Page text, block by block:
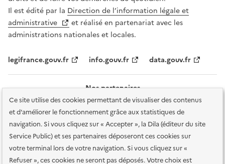
Ce site utilise des cookies permettant de visualiser des contenus
et d'améliorer le fonctionnement grâce aux statistiques de
navigation. Si vous cliquez sur « Accepter », la Dila (éditeur du site
Service Public) et ses partenaires déposeront ces cookies sur
votre terminal lors de votre navigation. Si vous cliquez sur «
Refuser », ces cookies ne seront pas déposés. Votre choix est
Il est édité par la Direction de l’information légale et
administrative
et réalisé en partenariat avec les
administrations nationales et locales.
legifrance.gouv.fr info.gouv.fr data.gouv.fr
Nos partenaires
Plan du site Accessibilité : totalement conforme Accessibilité des